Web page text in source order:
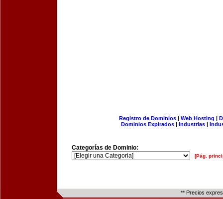
Registro de Dominios| Web Hosting |
Dominios Expirados | Industrias |
Categorías de Dominio:
[Pág.
** Precios